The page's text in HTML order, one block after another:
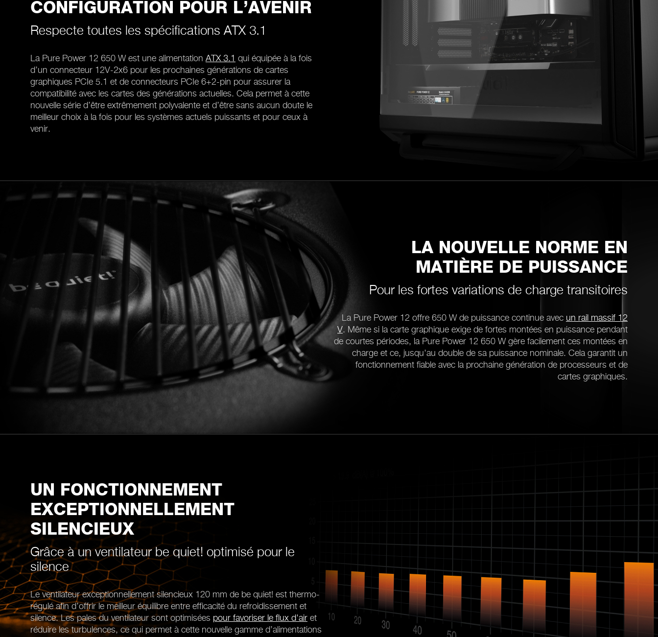
CONFIGURATION POUR L’AVENIR
Respecte toutes les spécifications ATX 3.1
La Pure Power 12 650 W est une alimentation ATX 3.1 qui équipée à la fois
d’un connecteur 12V-2x6 pour les prochaines générations de cartes
graphiques PCIe 5.1 et de connecteurs PCIe 6+2-pin pour assurer la
compatibilité avec les cartes des générations actuelles. Cela permet à cette
nouvelle série d’être extrêmement polyvalente et d’être sans aucun doute le
meilleur choix à la fois pour les systèmes actuels puissants et pour ceux à
venir.
LA NOUVELLE NORME EN
MATIÈRE DE PUISSANCE
Pour les fortes variations de charge transitoires
La Pure Power 12 offre 650 W de puissance continue avec un rail massif 12
V. Même si la carte graphique exige de fortes montées en puissance pendant
de courtes périodes, la Pure Power 12 650 W gère facilement ces montées en
charge et ce, jusqu'au double de sa puissance nominale. Cela garantit un
fonctionnement fiable avec la prochaine génération de processeurs et de
cartes graphiques.
UN FONCTIONNEMENT
EXCEPTIONNELLEMENT
SILENCIEUX
Grâce à un ventilateur be quiet! optimisé pour le
silence
Le ventilateur exceptionnellement silencieux 120 mm de be quiet! est thermo-
régulé afin d’offrir le meilleur équilibre entre efficacité du refroidissement et
silence. Les pales du ventilateur sont optimisées pour favoriser le flux d'air et
réduire les turbulences, ce qui permet à cette nouvelle gamme d’alimentations